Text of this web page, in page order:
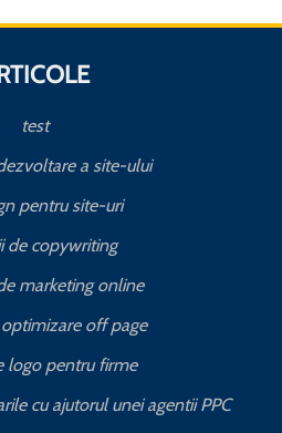
test
a site-ului
pentru site-uri
de copywriting
marketing online
off page
logo pentru firme
cu ajutorul unei agentii PPC